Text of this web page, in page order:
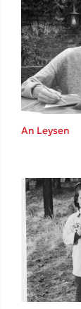
An Leysen